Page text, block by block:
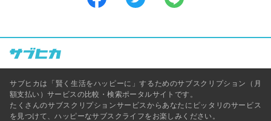
サブヒカは「賢く生活をハッピーに」するためのサブスクリプション（月
額支払い）サービスの比較・検索ポータルサイトです。
たくさんのサブスクリプションサービスからあなたにピッタリのサービス
を見つけて、ハッピーなサブスクライフをお楽しみください。